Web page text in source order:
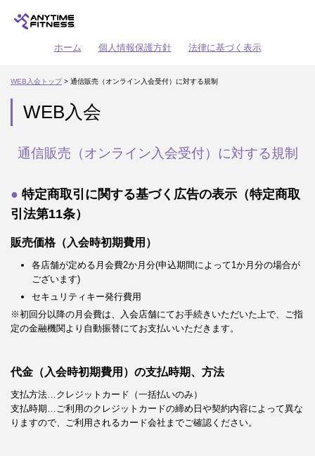
ホーム 個人情報保護方針 法律に基づく表示
WEB入会トップ> 通信販売（オンライン入会受付）に対する規制
WEB入会
通信販売（オンライン入会受付）に対する規制
特定商取引に関する基づく広告の表示（特定商取
引法第11条）
販売価格（入会時初期費用）
各店舗が定める月会費2か月分(申込期間によって1か月分の場合が
ございます)
セキュリティキー発行費用
※初回分以降の月会費は、入会店舗にてお手続きいただいた上で、ご指
定の金融機関より自動振替にてお支払いいただきます。
代金（入会時初期費用）の支払時期、方法
支払方法…クレジットカード（一括払いのみ）
支払時期…ご利用のクレジットカードの締め日や契約内容によって異な
りますので、ご利用されるカード会社までご確認ください。